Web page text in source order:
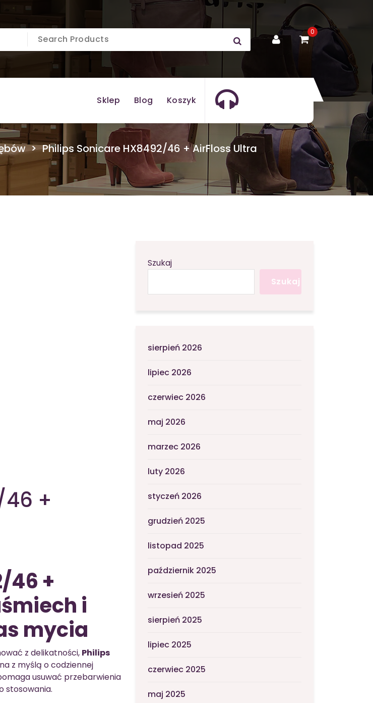
0
Sklep Blog Koszyk
> Philips Sonicare HX8492/46 + AirFloss Ultra
46 +
46 +
i
mycia
z delikatności, Philips
z myślą o codziennej
usuwać przebarwienia
stosowania.
Szukaj
Szukaj
sierpień 2026
lipiec 2026
czerwiec 2026
maj 2026
marzec 2026
luty 2026
styczeń 2026
grudzień 2025
listopad 2025
październik 2025
wrzesień 2025
sierpień 2025
lipiec 2025
czerwiec 2025
maj 2025